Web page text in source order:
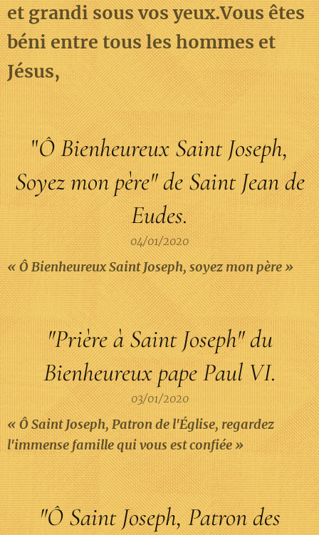
et grandi sous vos yeux.Vous êtes
béni entre tous les hommes et
Jésus,
"Ô Bienheureux Saint Joseph,
Soyez mon père" de Saint Jean de
Eudes.
04/01/2020
« Ô Bienheureux Saint Joseph, soyez mon père »
"Prière à Saint Joseph" du
Bienheureux pape Paul VI.
03/01/2020
« Ô Saint Joseph, Patron de l'Église, regardez
l'immense famille qui vous est confiée »
"ÔSaint Joseph, Patron des